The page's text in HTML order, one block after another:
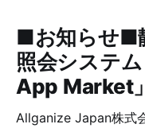
■お知らせ■
照会システ
App Market
Allganize Japan株式